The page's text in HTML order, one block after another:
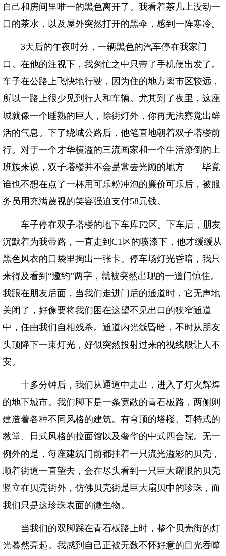
自己和房间里唯一的黑色离开了。我看着茶几上没动一
口的茶水，以及屋外突然打开的黑伞，感到一阵寒冷。
3天后的午夜时分，一辆黑色的汽车停在我家门
口。在他的注视下，我匆忙之中只带了手机便出发了。
车子在公路上飞快地行驶，因为住的地方离市区较远，
所以一路上很少见到行人和车辆。尤其到了夜里，这座
城就像一个睡熟的巨人，除街灯外，你再无法察觉出鲜
活的气息。下了绕城公路后，他笔直地朝着双子塔楼前
行。对于一个才华横溢的三流画家和一个生活潦倒的上
班族来说，双子塔楼并不会是常去光顾的地方——毕竟
谁也不想在点了一杯用可乐粉冲泡的廉价可乐后，被服
务员用充满蔑视的笑容强迫支付58元钱。
车子停在双子塔楼的地下车库F2区。下车后，朋友
沉默着为我带路，一直走到C1区的喷漆下，他才缓缓从
黑色风衣的口袋里掏出一张卡。停车场灯光昏暗，我只
来得及看到“邀约”两字，就被突然出现的一道门惊住。
我跟在朋友后面，当我们走进门后的通道时，它无声地
关闭了，好像要将我们困在这望不见出口的狭窄通道
中，任由我们自相残杀。通道内光线昏暗，不时从朋友
头顶降下一束灯光，好似突然投射过来的视线般让人不
安。
十多分钟后，我们从通道中走出，进入了灯火辉煌
的地下城市。我们脚下是一条宽敞的青石板路，两侧则
建造着各种不同风格的建筑。有穹顶的塔楼、哥特式的
教堂、日式风格的拉面馆以及奢华的中式四合院。无一
例外的是，每座建筑门前都挂着一只流光溢彩的贝壳，
顺着街道一直望去，会在尽头看到一只巨大耀眼的贝壳
竖立在贝壳街外，仿佛贝壳街是巨大扇贝中的珍珠，而
我们只是这珍珠表面的微生物。
当我们的双脚踩在青石板路上时，整个贝壳街的灯
光蓦然亮起。我感到自己正被无数不怀好意的目光吞噬